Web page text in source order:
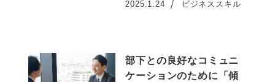
投稿日
2025.1.24 ビジネススキル
部下との良好なコミュニ
ケーションのために「傾